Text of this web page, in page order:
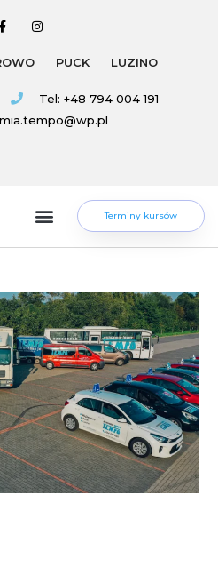
Tel: +48 794 004 191
PUCK LUZINO
Terminy kursów